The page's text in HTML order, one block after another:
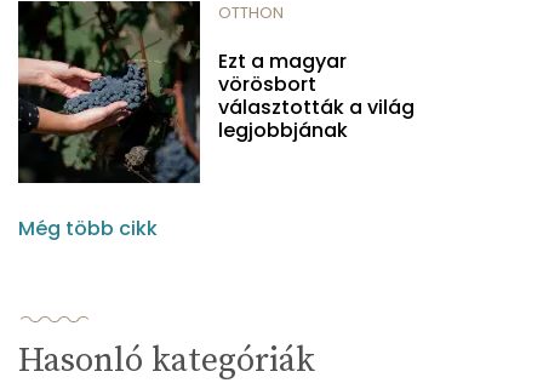
OTTHON
Ezt a magyar
vörösbort
választották a világ
legjobbjának
Még több cikk
Hasonló kategóriák